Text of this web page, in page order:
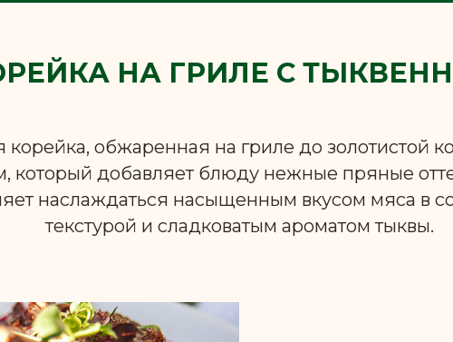
НА ГРИЛЕ С
корейка, обжаренная на гриле до золотистой
который добавляет блюду нежные пряные
наслаждаться насыщенным вкусом мяса в
текстурой и сладковатым ароматом тыквы.